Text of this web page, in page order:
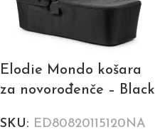
Elodie Mondo košara
za novorođenče – Black
SKU: ED80820115120NA